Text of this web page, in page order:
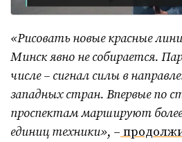
«Рисовать новые красные
Минск явно не собирается.
числе – сигнал силы в
западных стран. Впервые по
проспектам маршируют более
единиц техники», –